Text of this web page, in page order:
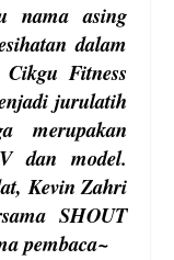
nama asing
dalam
Fitness
jurulatih
merupakan
dan model.
Kevin Zahri
SHOUT
pembaca~